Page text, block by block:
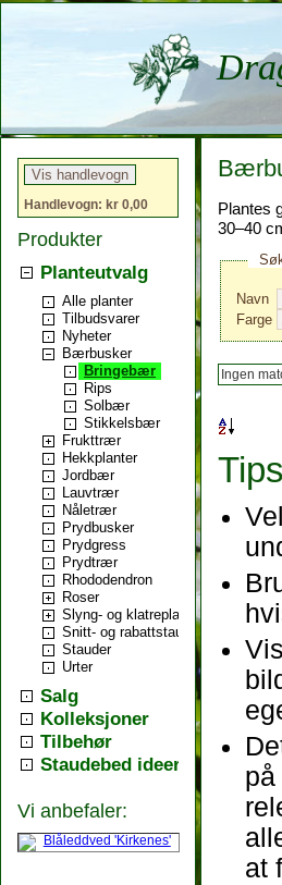
Handlevogn: kr 0,00
Produkter
Planteutvalg
Alle planter
Tilbudsvarer
Nyheter
Bærbusker
Bringebær
Rips
Solbær
Stikkelsbær
Frukttrær
Hekkplanter
Jordbær
Lauvtrær
Nåletrær
Prydbusker
Prydgress
Prydtrær
Rhododendron
Roser
Slyng- og klatreplanter
Snitt- og rabattstauder
Stauder
Urter
Salg
Kolleksjoner
Tilbehør
Staudebed ideer
Vi anbefaler:
Plantes
30–40
Navn
Farge
Ingen
at